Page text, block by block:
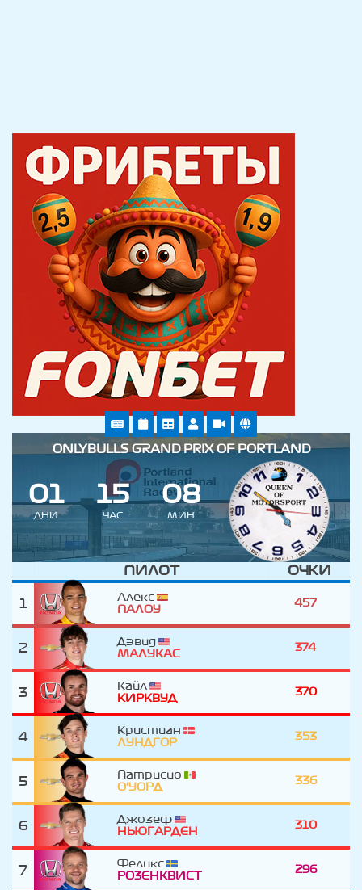
ONLYBULLS GRAND PRIX OF PORTLAND
01
ДНИ
15
ЧАС
08
МИН
ПИЛОТ ОЧКИ
1
Алекс
ПАЛОУ
457
2
Дэвид
МАЛУКАС
374
3
Кайл
КИРКВУД
370
4
Кристиан
ЛУНДГОР
353
5
Патрисио
О'УОРД
336
6
Джозеф
НЬЮГАРДЕН
310
7
Феликс
РОЗЕНКВИСТ
296